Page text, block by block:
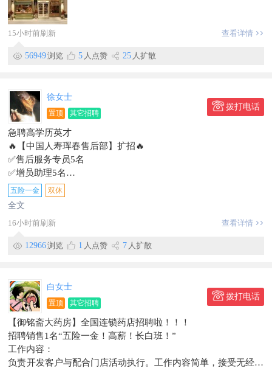
15小时前刷新 查看详情
56949浏览 5 人点赞 25 人扩散
徐女士
置顶 其它招聘
拨打电话
急聘高学历英才
🔥【中国人寿珲春售后部】扩招🔥
✅售后服务专员5名
✅增员助理5名
🔎要求：22–50周岁有无经验均可有大专及以上学历优先高薪诚
聘
▫售后专员：老客户保单维护、保单售后跟进
▫增员助理：人员筛选、面试接待、新人培训管理
💎薪资：无责底薪＋业绩提成，综合3000–7000元
活，方便兼顾家庭
✨团队氛围轻松融洽，免费系统培训，有人带教
📍工作地址：东市场附近工商银行对面中国人寿
想要稳定工作的朋友欢迎咨询面试！
信息有效期到9月22日
此条信息在【珲春圈】独家发布，不得转载。
五险一金 双休
全文
16小时前刷新
查看详情
12966浏览 1 人点赞 7 人扩散
白女士
置顶 其它招聘
拨打电话
【御铭斋大药房】全国连锁药店招聘啦！！！
招聘销售1名“五险一金！高薪！长白班！”
工作内容：
负责开发客户与配合门店活动执行。工作内容简单，接受无经验